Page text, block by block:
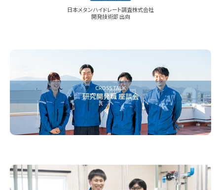
日本メタンハイドレート調査株式会社
開発技術部 出向
CROSS TALK
研究開発職 座談会